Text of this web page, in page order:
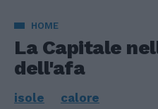
HOME
La Capitale
dell'afa
isole calore